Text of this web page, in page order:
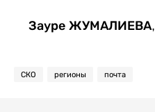
Зауре ЖУМАЛИЕВА,
СКО регионы почта